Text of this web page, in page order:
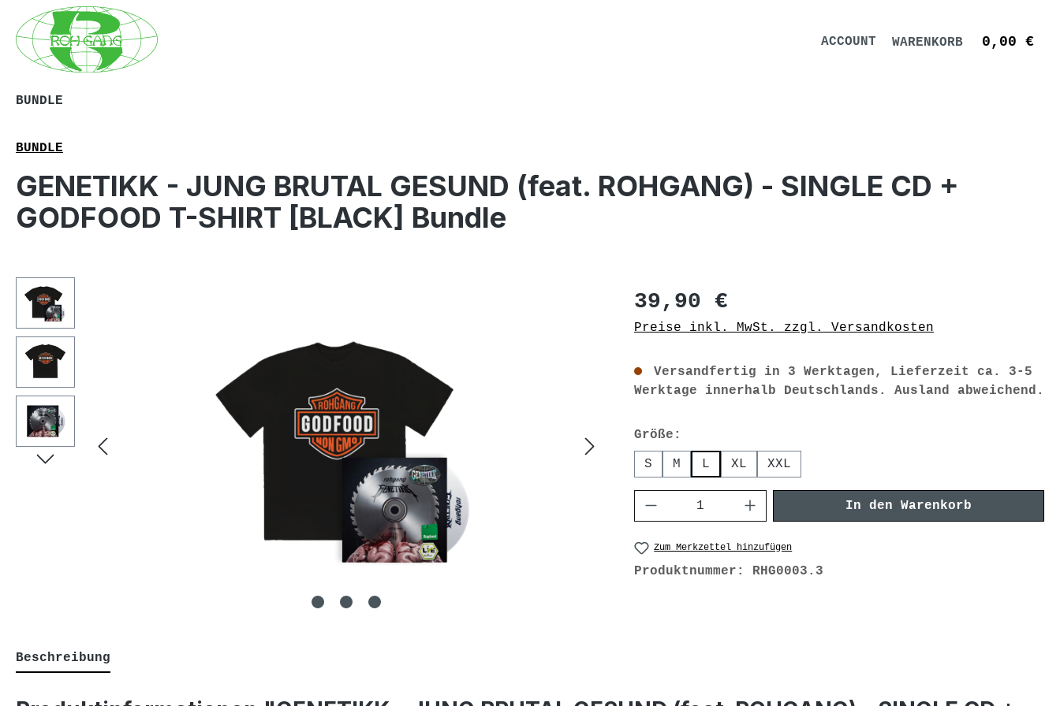
Hauptinhalt springen
Zur Suche springen
Zur Hauptnavigation springen
0,00 €
BUNDLE
BUNDLE
GENETIKK - JUNG BRUTAL GESUND (feat. ROHGANG) - SINGLE CD +
GODFOOD T-SHIRT [BLACK] Bundle
Bildergalerie überspringen
Regulärer Preis:
39,90 €
Preise inkl. MwSt. zzgl. Versandkosten
Versandfertig in 3 Werktagen, Lieferzeit ca. 3-5
Werktage innerhalb Deutschlands. Ausland abweichend.
Größe:
S M L XL XXL
Produkt Anzahl: Gib den gewünschten
In den Warenkorb
Zum Merkzettel hinzufügen
Produktnummer: RHG0003.3
Beschreibung